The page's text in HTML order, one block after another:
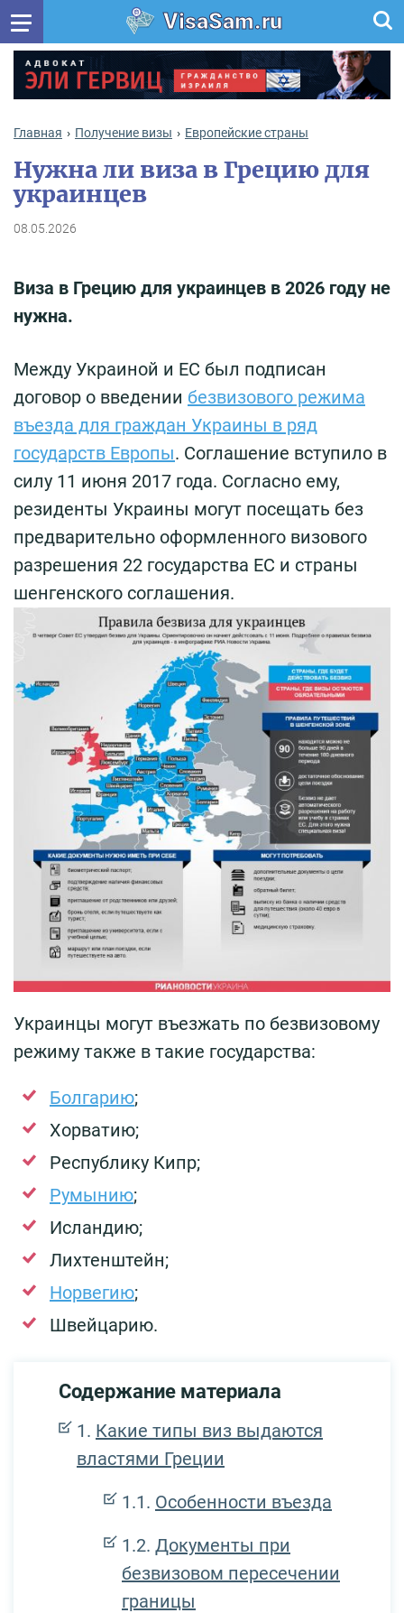
VisaSam.ru
Главная Получение визы Европейские страны
Нужна ли виза в Грецию для
украинцев
08.05.2026
Виза в Грецию для украинцев в 2026 году не
нужна.
Между Украиной и ЕС был подписан
договор о введении безвизового режима
въезда для граждан Украины в ряд
государств Европы. Соглашение вступило в
силу 11 июня 2017 года. Согласно ему,
резиденты Украины могут посещать без
предварительно оформленного визового
разрешения 22 государства ЕС и страны
шенгенского соглашения.
Украинцы могут въезжать по безвизовому
режиму также в такие государства:
Болгарию;
Хорватию;
Республику Кипр;
Румынию;
Исландию;
Лихтенштейн;
Норвегию;
Швейцарию.
Содержание материала
Какие типы виз выдаются
властями Греции
Особенности въезда
Документы при
безвизовом пересечении
границы